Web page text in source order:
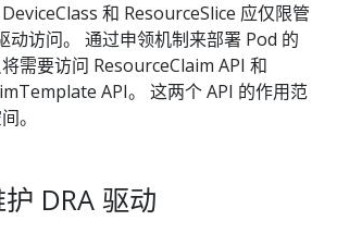
和 ResourceSlice 应仅限管
动访问。 通过申领机制来部署 Pod 的
需要访问 ResourceClaim API 和
API。 这两个 API 的作用范
。
DRA 驱动